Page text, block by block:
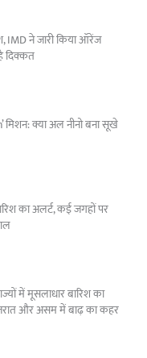
IMD ने जारी किया ऑरेंज
दिक्कत
मिशन: क्या अल नीनो बना सूखे
का अलर्ट, कई जगहों पर
में मूसलाधार बारिश का
और असम में बाढ़ का कहर